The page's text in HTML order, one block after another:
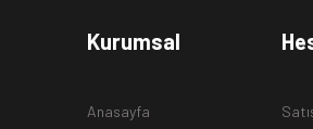
alışveriş sitesinden almış
Kurumsal
Anasayfa